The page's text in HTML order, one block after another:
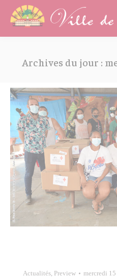
Archives du jour :
Actualités, Preview mercredi
Cookies management panel